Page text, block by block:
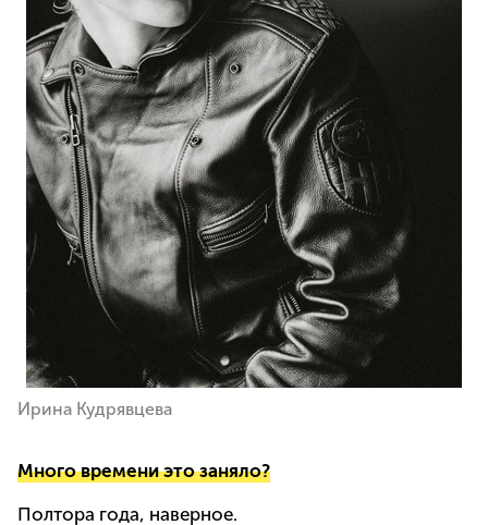
Ирина Кудрявцева
Много времени это заняло?
Полтора года, наверное.